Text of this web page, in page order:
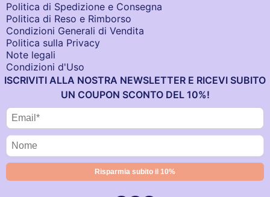
Politica di Spedizione e Consegna
Politica di Reso e Rimborso
Condizioni Generali di Vendita
Politica sulla Privacy
Note legali
Condizioni d'Uso
ISCRIVITI ALLA NOSTRA NEWSLETTER E RICEVI SUBITO
UN COUPON SCONTO DEL 10%!